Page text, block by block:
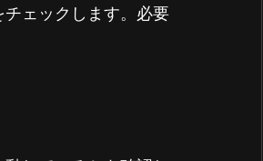
ェックします。必要